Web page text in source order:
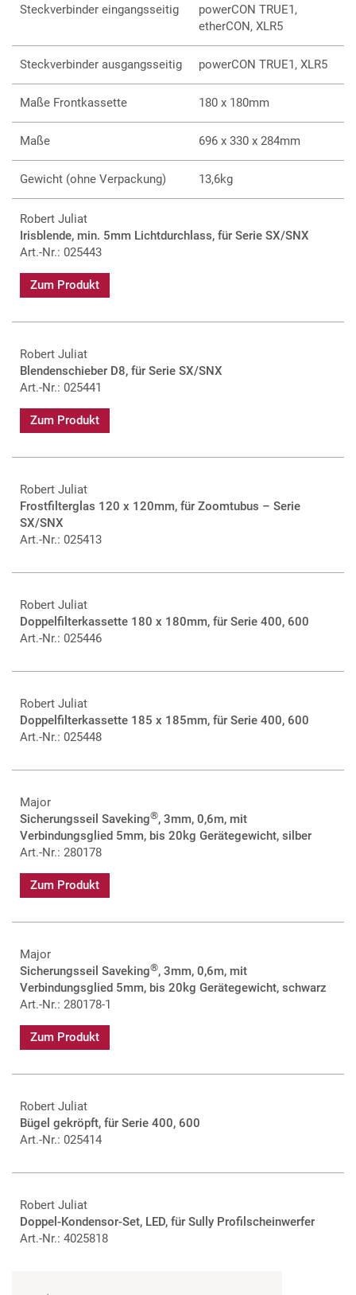
Steckverbinder eingangsseitig
powerCON TRUE1,
etherCON, XLR5
Steckverbinder ausgangsseitig powerCON TRUE1, XLR5
Maße Frontkassette 180 x 180mm
Maße 696 x 330 x 284mm
Gewicht (ohne Verpackung) 13,6kg
Robert Juliat
Irisblende, min. 5mm Lichtdurchlass, für Serie SX/SNX
Art.-Nr.: 025443
Zum Produkt
Robert Juliat
Blendenschieber D8, für Serie SX/SNX
Art.-Nr.: 025441
Zum Produkt
Robert Juliat
Frostfilterglas 120 x 120mm, für Zoomtubus – Serie
SX/SNX
Art.-Nr.: 025413
Robert Juliat
Doppelfilterkassette 180 x 180mm, für Serie 400, 600
Art.-Nr.: 025446
Robert Juliat
Doppelfilterkassette 185 x 185mm, für Serie 400, 600
Art.-Nr.: 025448
Major
Sicherungsseil Saveking®, 3mm, 0,6m, mit
Verbindungsglied 5mm, bis 20kg Gerätegewicht, silber
Art.-Nr.: 280178
Zum Produkt
Major
Sicherungsseil Saveking®, 3mm, 0,6m, mit
Verbindungsglied 5mm, bis 20kg Gerätegewicht, schwarz
Art.-Nr.: 280178-1
Zum Produkt
Robert Juliat
Bügel gekröpft, für Serie 400, 600
Art.-Nr.: 025414
Robert Juliat
Doppel-Kondensor-Set, LED, für Sully Profilscheinwerfer
Art.-Nr.: 4025818